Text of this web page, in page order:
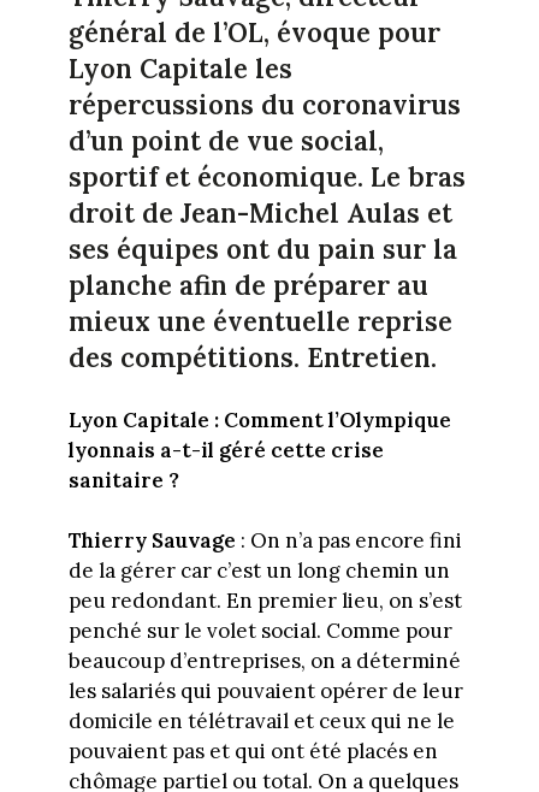
général de l’OL, évoque pour
Lyon Capitale les
répercussions du coronavirus
d’un point de vue social,
sportif et économique. Le bras
droit de Jean-Michel Aulas et
ses équipes ont du pain sur la
planche afin de préparer au
mieux une éventuelle reprise
des compétitions. Entretien.
Lyon Capitale : Comment l’Olympique
lyonnais a-t-il géré cette crise
sanitaire ?
Thierry Sauvage : On n’a pas encore fini
de la gérer car c’est un long chemin un
peu redondant. En premier lieu, on s’est
penché sur le volet social. Comme pour
beaucoup d’entreprises, on a déterminé
les salariés qui pouvaient opérer de leur
domicile en télétravail et ceux qui ne le
pouvaient pas et qui ont été placés en
chômage partiel ou total. On a quelques